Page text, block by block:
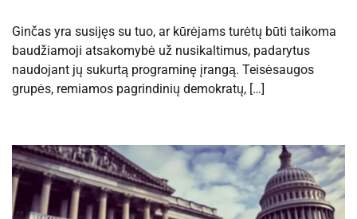
Ginčas yra susijęs su tuo, ar kūrėjams turėtų būti taikoma
baudžiamoji atsakomybė už nusikaltimus, padarytus
naudojant jų sukurtą programinę įrangą. Teisėsaugos
grupės, remiamos pagrindinių demokratų, […]